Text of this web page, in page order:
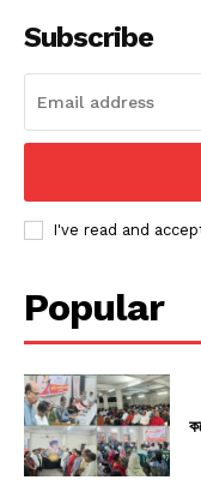
Subscribe
I've read and
Popular